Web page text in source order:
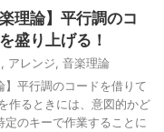
理論】平行調のコ
盛り上げる！
アレンジ 音楽理論
】平行調のコードを借りて
作るときには、意図的かど
定のキーで作業することに